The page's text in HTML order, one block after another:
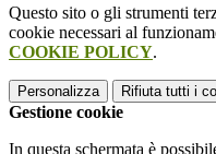
Questo sito o gli strumenti
cookie necessari al
COOKIE POLICY.
Personalizza Rifiuta tutti i
Gestione cookie
In questa schermata è